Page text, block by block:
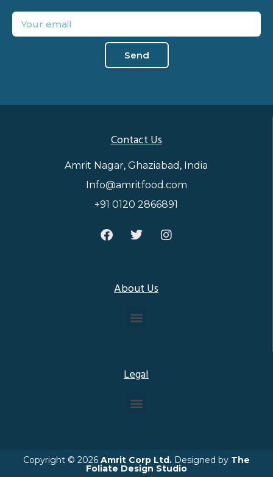
Send
Contact Us
Amrit Nagar, Ghaziabad, India
Info@amritfood.com
+91 0120 2866891
About Us
Legal
Copyright © 2026 Amrit Corp Ltd. Designed by The
Foliate Design Studio